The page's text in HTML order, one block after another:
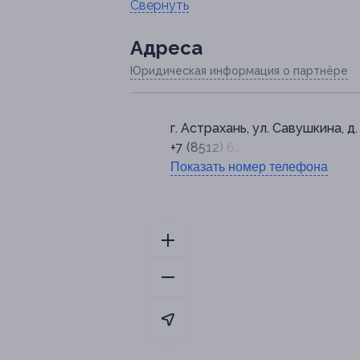
Свернуть
Адресa
Юридическая информация о партнёре
г. Астрахань, ул. Савушкина,
+7 (8512) 62-43-12
Показать номер телефона